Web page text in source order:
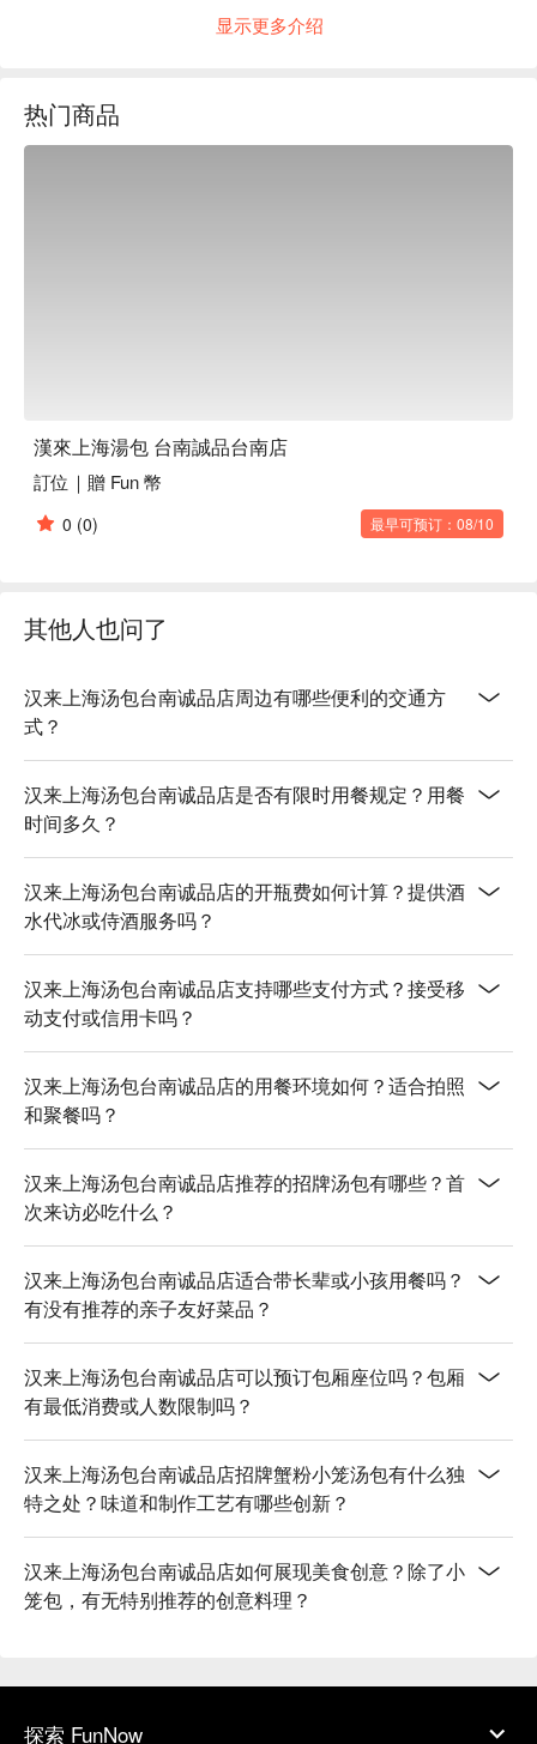
手成為提升用餐體驗的完美催化劑。這些美味佳餚不僅豐富了
味蕾，也讓每一次的聚會都充滿了驚喜與滿足。
【蔥爆牛肉】牛肉嫩滑，蔥香四溢
【排骨蛋炒飯】排骨酥嫩，蛋香飯粒分明
🥤 特色飲品
💡 未成年請勿飲酒；禁止酒駕
显示更多介绍
热门商品
漢來上海湯包 台南誠品台南店
訂位｜贈 Fun 幣
0 (0) 最早可预订：08/10
其他人也问了
汉来上海汤包台南诚品店周边有哪些便利的交通方
式？
汉来上海汤包台南诚品店是否有限时用餐规定？用餐
时间多久？
汉来上海汤包台南诚品店的开瓶费如何计算？提供酒
水代冰或侍酒服务吗？
汉来上海汤包台南诚品店支持哪些支付方式？接受移
动支付或信用卡吗？
汉来上海汤包台南诚品店的用餐环境如何？适合拍照
和聚餐吗？
汉来上海汤包台南诚品店推荐的招牌汤包有哪些？首
次来访必吃什么？
汉来上海汤包台南诚品店适合带长辈或小孩用餐吗？
有没有推荐的亲子友好菜品？
汉来上海汤包台南诚品店可以预订包厢座位吗？包厢
有最低消费或人数限制吗？
汉来上海汤包台南诚品店招牌蟹粉小笼汤包有什么独
特之处？味道和制作工艺有哪些创新？
汉来上海汤包台南诚品店如何展现美食创意？除了小
笼包，有无特别推荐的创意料理？
探索 FunNow